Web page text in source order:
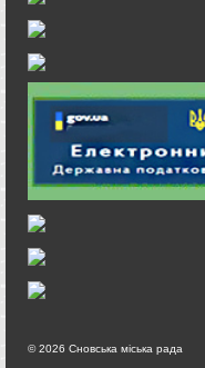
© 2026 Сновська міська рада